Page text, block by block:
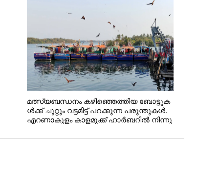
മത്സ്യബന്ധനം കഴിഞ്ഞെത്തിയ ബോട്ടുക
ൾക്ക് ചുറ്റും വട്ടമിട്ട് പറക്കുന്ന പരുന്തുകൾ.
എറണാകുളം കാളമുക്ക് ഹാർബറിൽ നിന്നു
ള്ള കാഴ്ച